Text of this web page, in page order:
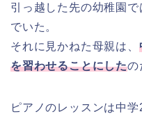
引っ越した先の幼稚園
でいた。
それに見かねた母親は、
を習わせることにしたの
ピアノのレッスンは中学